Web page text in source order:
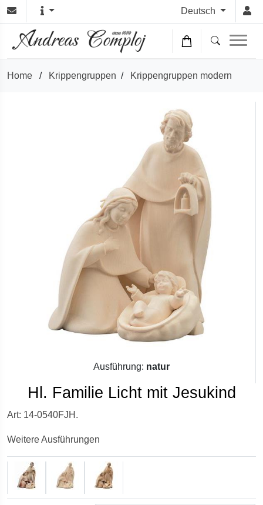
Deutsch
Home / Krippengruppen / Krippengruppen modern
Ausführung: natur
Hl. Familie Licht mit Jesukind
Art: 14-0540FJH.
Weitere Ausführungen